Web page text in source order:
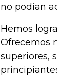
no podían
Hemos
Ofrecemos
superiores,